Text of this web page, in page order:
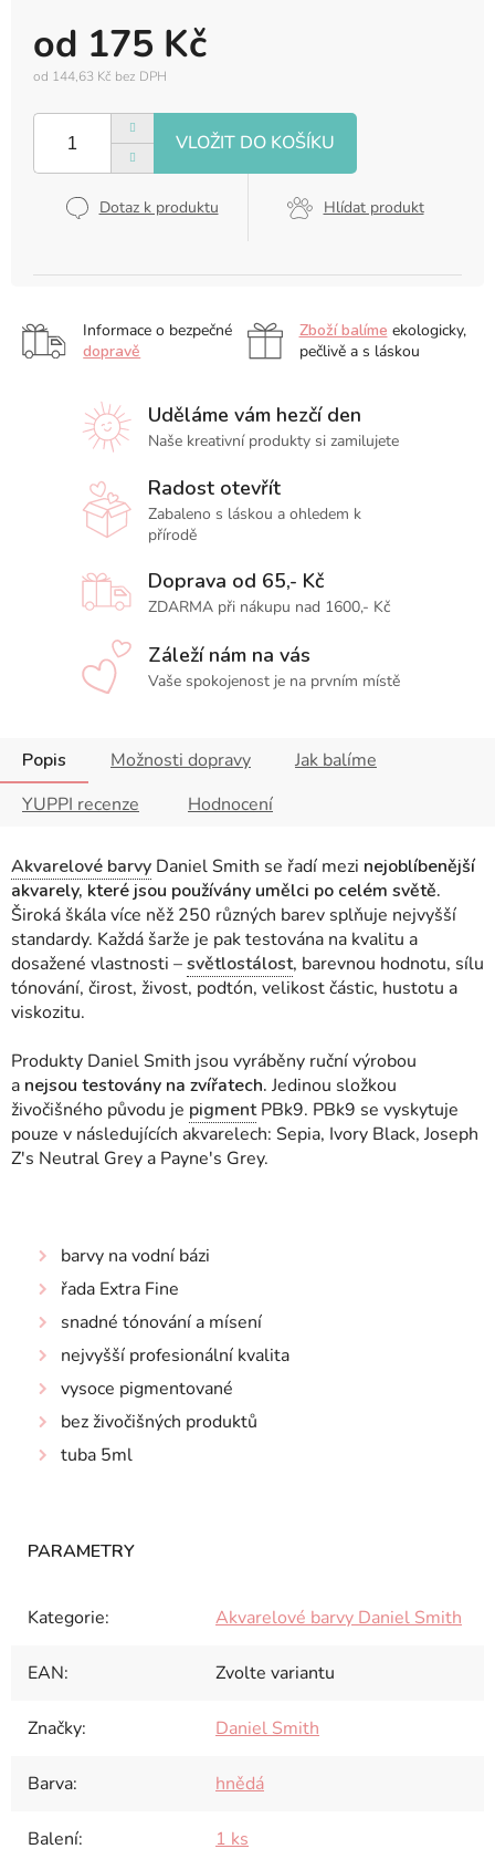
od 175 Kč
od 144,63 Kč bez DPH
cena:
Dotaz k produktu Hlídat produkt
Informace o bezpečné
dopravě
Zboží balíme ekologicky,
pečlivě a s láskou
Uděláme vám hezčí den
Naše kreativní produkty si zamilujete
Radost otevřít
Zabaleno s láskou a ohledem k
přírodě
Doprava od 65,- Kč
ZDARMA při nákupu nad 1600,- Kč
Záleží nám na vás
Vaše spokojenost je na prvním místě
Popis Možnosti dopravy
Jak balíme
YUPPI recenze
Hodnocení
Akvarelové barvy Daniel Smith se řadí mezi nejoblíbenější
akvarely, které jsou používány umělci po celém světě.
Široká škála více něž 250 různých barev splňuje nejvyšší
standardy. Každá šarže je pak testována na kvalitu a
dosažené vlastnosti –světlostálost, barevnou hodnotu, sílu
tónování, čirost, živost, podtón, velikost částic, hustotu a
viskozitu.
Produkty Daniel Smith jsou vyráběny ruční výrobou
a nejsou testovány na zvířatech. Jedinou složkou
živočišného původu je pigmentPBk9. PBk9 se vyskytuje
pouze v následujících akvarelech: Sepia, Ivory Black, Joseph
Z's Neutral Grey a Payne's Grey.
barvy na vodní bázi
řada Extra Fine
snadné tónování a mísení
nejvyšší profesionální kvalita
vysoce pigmentované
bez živočišných produktů
tuba 5ml
Kategorie: Akvarelové barvy Daniel Smith
EAN: Zvolte variantu
Značky: Daniel Smith
Barva: hnědá
Balení: 1 ks